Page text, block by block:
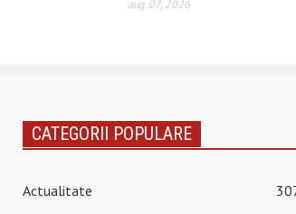
aug. 07, 2026
CATEGORII POPULARE
Actualitate